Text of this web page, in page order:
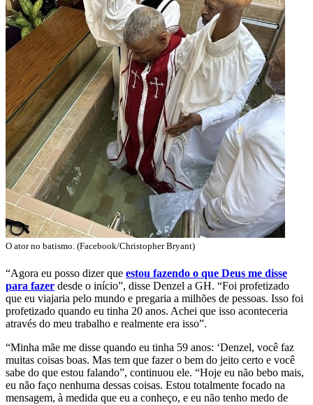
O ator no batismo. (Facebook/Christopher Bryant)
“Agora eu posso dizer que estou fazendo o que Deus me disse
para fazer desde o início”, disse Denzel a GH. “Foi profetizado
que eu viajaria pelo mundo e pregaria a milhões de pessoas. Isso foi
profetizado quando eu tinha 20 anos. Achei que isso aconteceria
através do meu trabalho e realmente era isso”.
“Minha mãe me disse quando eu tinha 59 anos: ‘Denzel, você faz
muitas coisas boas. Mas tem que fazer o bem do jeito certo e você
sabe do que estou falando”, continuou ele. “Hoje eu não bebo mais,
eu não faço nenhuma dessas coisas. Estou totalmente focado na
mensagem, à medida que eu a conheço, e eu não tenho medo de